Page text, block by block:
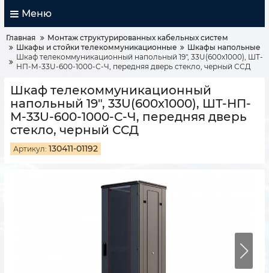
Меню
Главная
Монтаж структурированных кабельных систем
Шкафы и стойки телекоммуникационные
Шкафы напольные
Шкаф телекоммуникационный напольный 19", 33U(600x1000), ШТ-
НП-М-33U-600-1000-С-Ч, передняя дверь стекло, черный ССД
Шкаф телекоммуникационный
напольный 19", 33U(600x1000), ШТ-НП-
М-33U-600-1000-С-Ч, передняя дверь
стекло, черный ССД
Артикул: 130411-01192